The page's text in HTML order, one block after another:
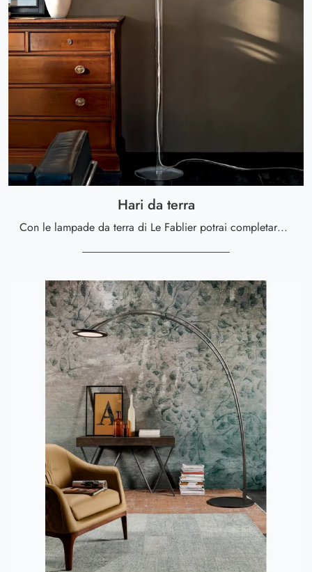
Hari da terra
Con le lampade da terra di Le Fablier potrai completare i tuoi interni: clicca e scopri l'Illuminazione moderna Hari da terra!